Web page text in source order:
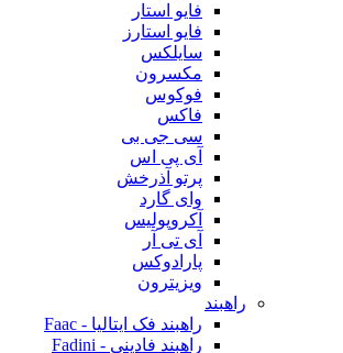
فایو استار
فایو استارز
سایلکس
مکسرون
فوکوس
فاکس
سی جی بی
آی پی اس
پرتو آذرخش
وای گارد
آکروپولیس
آی تی آر
پارادوکس
ویزیترون
راهبند
راهبند فک ایتالیا - Faac
راهبند فادینی - Fadini